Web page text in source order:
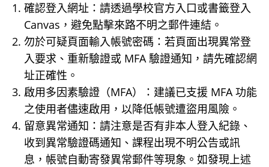
確認登入網址：請透過學校官方入口或書籤登入
Canvas，避免點擊來路不明之郵件連結。
勿於可疑頁面輸入帳號密碼：若頁面出現異常登
入要求、重新驗證或 MFA 驗證通知，請先確認網
址正確性。
啟用多因素驗證（MFA）：建議已支援 MFA 功能
之使用者儘速啟用，以降低帳號遭盜用風險。
留意異常通知：請注意是否有非本人登入紀錄、
收到異常驗證碼通知、課程出現不明公告或訊
息，帳號自動寄發異常郵件等現象。如發現上述